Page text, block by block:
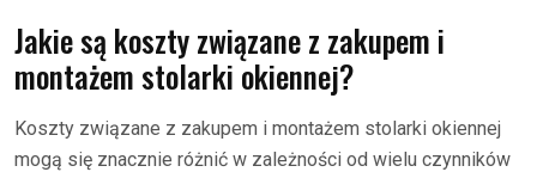
Jakie są koszty związane z zakupem i
montażem stolarki okiennej?
Koszty związane z zakupem i montażem stolarki okiennej
mogą się znacznie różnić w zależności od wielu czynników